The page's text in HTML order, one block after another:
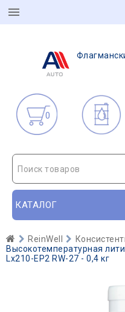
0
Поиск товаров
КАТАЛОГ
ReinWell
Высокотемпературная
Lx210-EP2 RW-27 - 0,4 кг